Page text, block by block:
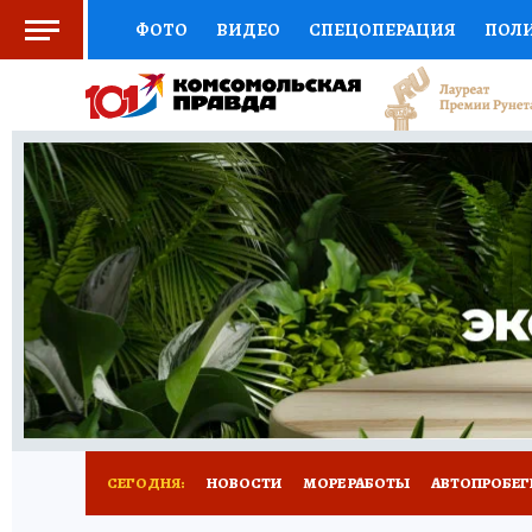
ФОТО ВИДЕО СПЕЦОПЕРАЦИЯ
СОЦПОДДЕРЖКА НАУКА СПОРТ
ВЫБОР ЭКСПЕРТОВ ДОКТОР
КНИЖНАЯ ПОЛКА ПРОГНОЗЫ НА СПОРТ
ПРЕСС-ЦЕНТР НЕДВИЖИМОСТЬ
ВСЕ О КП РАДИО КП ТЕСТЫ НОВОЕ
СЕГОДНЯ: НОВОСТИ МОРЕ РАБОТЫ